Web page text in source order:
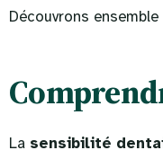
Découvrons
La sensibilité